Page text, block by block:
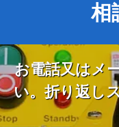
相
お電話又はメ
い。折り返し